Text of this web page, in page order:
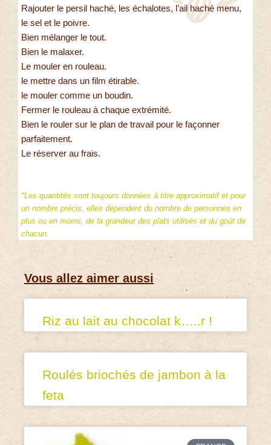
Rajouter le persil haché, les échalotes, l’ail haché menu,
le sel et le poivre.
Bien mélanger le tout.
Bien le malaxer.
Le mouler en rouleau.
le mettre dans un film étirable.
le mouler comme un boudin.
Fermer le rouleau à chaque extrémité.
Bien le rouler sur le plan de travail pour le façonner
parfaitement.
Le réserver au frais.
*Les quantités sont toujours données à titre approximatif et pour
un nombre précis, elles dépendent du nombre de personnes en
plus ou en moins, de la grandeur des plats utilisés et du goût de
chacun.
Vous allez aimer aussi
Riz au lait au chocolat k…..r !
Roulés briochés de jambon à la
feta